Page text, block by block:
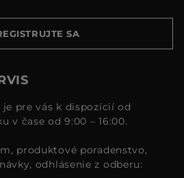
SA
pre vás k dispozícií od
v čase od 9:00 – 16:00.
produktové poradenstvo,
odhlásenie z odberu: